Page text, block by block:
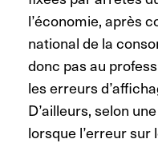
l’économie, après
national de la
donc pas au
les erreurs
D’ailleurs, selon
lorsque l’erreur sur